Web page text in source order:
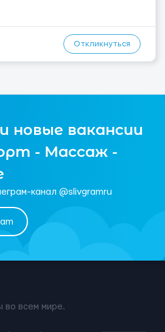
Откликнуться
новые вакансии
- Массаж -
канал @slivgramru
во всем мире.